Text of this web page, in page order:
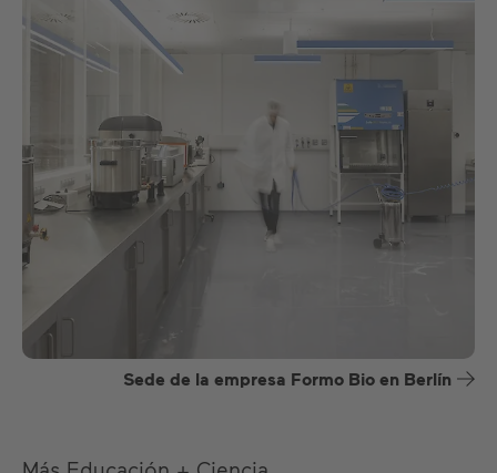
Sede de la empresa Formo Bio en Berlín